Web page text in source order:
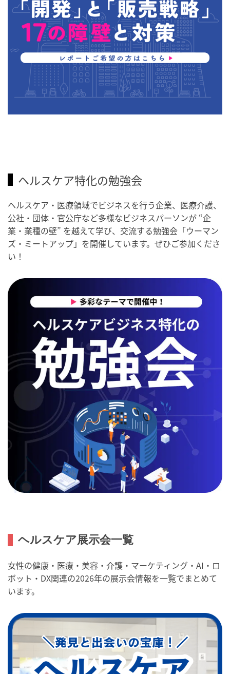
ヘルスケア特化の勉強会
ヘルスケア・医療領域でビジネスを行う企業、医療介護、
公社・団体・官公庁など多様なビジネスパーソンが “企
業・業種の壁” を越えて学び、交流する勉強会「ウーマン
ズ・ミートアップ」を開催しています。ぜひご参加くださ
い！
ヘルスケア展示会一覧
女性の健康・医療・美容・介護・マーケティング・AI・ロ
ボット・DX関連の2026年の展示会情報を一覧でまとめて
います。